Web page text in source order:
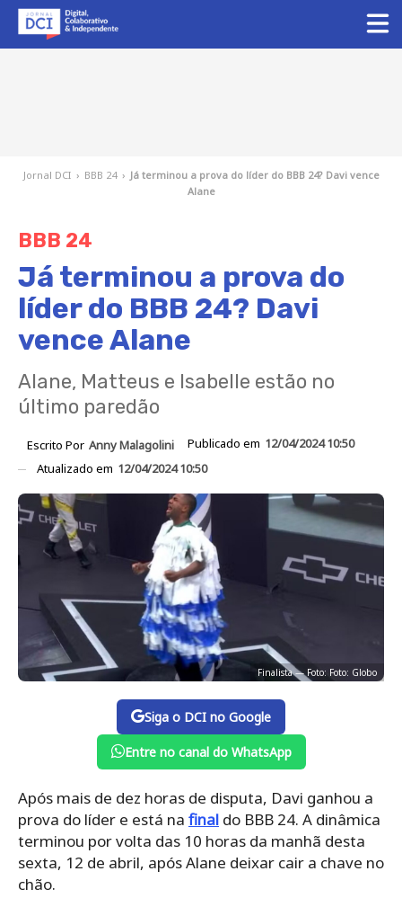
Jornal DCI › BBB 24 › Já terminou a prova do líder do BBB 24? Davi vence
Alane
BBB 24
Já terminou a prova do
líder do BBB 24? Davi
vence Alane
Alane, Matteus e Isabelle estão no
último paredão
Escrito Por Anny Malagolini Publicado em 12/04/2024 10:50
Atualizado em 12/04/2024 10:50
Finalista — Foto: Foto: Globo
Siga o DCI no Google
Entre no canal do WhatsApp
Após mais de dez horas de disputa, Davi ganhou a
prova do líder e está na final do BBB 24. A dinâmica
terminou por volta das 10 horas da manhã desta
sexta, 12 de abril, após Alane deixar cair a chave no
chão.